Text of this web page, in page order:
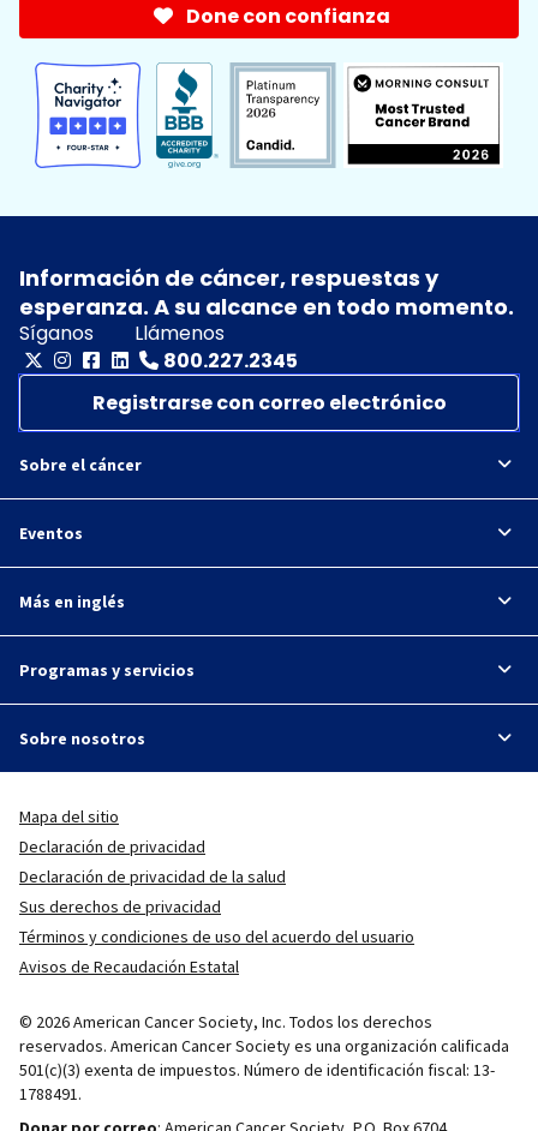
Done con confianza
Información de cáncer, respuestas y
esperanza. A su alcance en todo momento.
Síganos
Llámenos
800.227.2345
Registrarse con correo electrónico
Sobre el cáncer
Eventos
Más en inglés
Programas y servicios
Sobre nosotros
Mapa del sitio
Declaración de privacidad
Declaración de privacidad de la salud
Sus derechos de privacidad
Términos y condiciones de uso del acuerdo del usuario
Avisos de Recaudación Estatal
© 2026 American Cancer Society, Inc. Todos los derechos
reservados. American Cancer Society es una organización calificada
501(c)(3) exenta de impuestos. Número de identificación fiscal: 13-
1788491.